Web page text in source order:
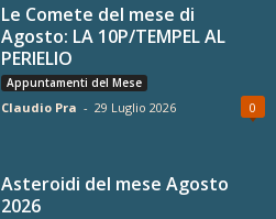
Le Comete del mese di
Agosto: LA 10P/TEMPEL AL
PERIELIO
Appuntamenti del Mese
Claudio Pra - 29 Luglio 2026 0
Asteroidi del mese Agosto
2026